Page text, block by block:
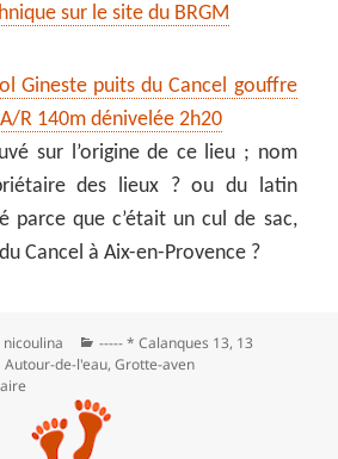
sur le site du BRGM
Gineste puits du Cancel gouffre
R 140m dénivelée 2h20
sur l’origine de ce lieu ; nom
des lieux ? ou du latin
parce que c’était un cul de sac,
Cancel à Aix-en-Provence ?
Auteur
nicoulina Catégories
----- * Calanques 13, 13
Mots-
clés
Autour-de-l'eau,Grotte-aven